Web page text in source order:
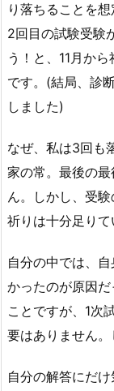
り落ちることを想
2回目の試験受験
う！と、11月か
です。(結局、診
しました)
なぜ、私は3回も
家の常。最後の
ん。しかし、受
祈りは十分足りて
自分の中では、
かったのが原因
ことですが、1次
要はありません。
自分の解答にだ